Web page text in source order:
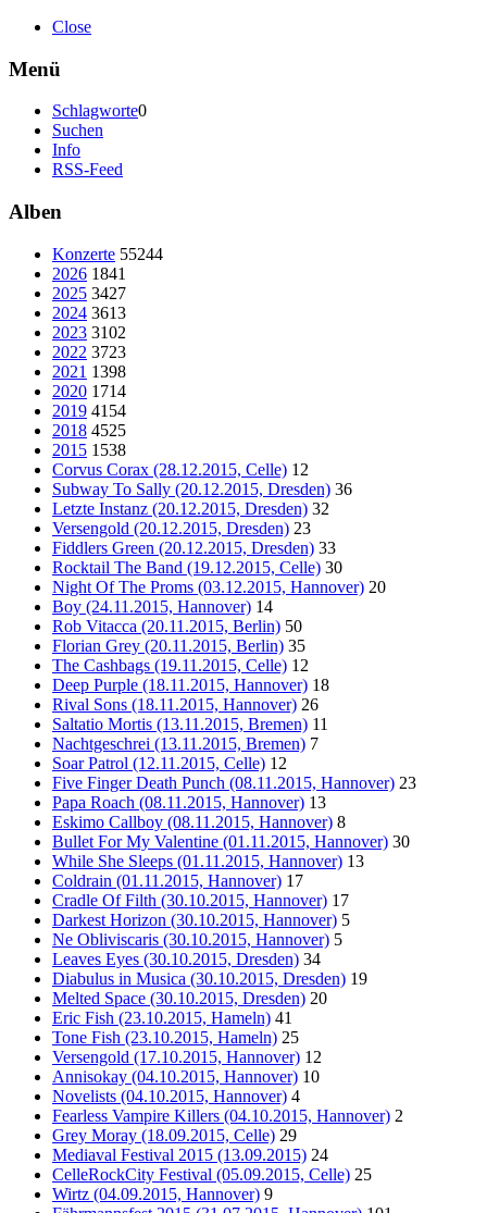
Close
Menü
Schlagworte0
Suchen
Info
RSS-Feed
Alben
Konzerte 55244
2026 1841
2025 3427
2024 3613
2023 3102
2022 3723
2021 1398
2020 1714
2019 4154
2018 4525
2015 1538
Corvus Corax (28.12.2015, Celle) 12
Subway To Sally (20.12.2015, Dresden) 36
Letzte Instanz (20.12.2015, Dresden) 32
Versengold (20.12.2015, Dresden) 23
Fiddlers Green (20.12.2015, Dresden) 33
Rocktail The Band (19.12.2015, Celle) 30
Night Of The Proms (03.12.2015, Hannover) 20
Boy (24.11.2015, Hannover) 14
Rob Vitacca (20.11.2015, Berlin) 50
Florian Grey (20.11.2015, Berlin) 35
The Cashbags (19.11.2015, Celle) 12
Deep Purple (18.11.2015, Hannover) 18
Rival Sons (18.11.2015, Hannover) 26
Saltatio Mortis (13.11.2015, Bremen) 11
Nachtgeschrei (13.11.2015, Bremen) 7
Soar Patrol (12.11.2015, Celle) 12
Five Finger Death Punch (08.11.2015, Hannover) 23
Papa Roach (08.11.2015, Hannover) 13
Eskimo Callboy (08.11.2015, Hannover) 8
Bullet For My Valentine (01.11.2015, Hannover) 30
While She Sleeps (01.11.2015, Hannover) 13
Coldrain (01.11.2015, Hannover) 17
Cradle Of Filth (30.10.2015, Hannover) 17
Darkest Horizon (30.10.2015, Hannover) 5
Ne Obliviscaris (30.10.2015, Hannover) 5
Leaves Eyes (30.10.2015, Dresden) 34
Diabulus in Musica (30.10.2015, Dresden) 19
Melted Space (30.10.2015, Dresden) 20
Eric Fish (23.10.2015, Hameln) 41
Tone Fish (23.10.2015, Hameln) 25
Versengold (17.10.2015, Hannover) 12
Annisokay (04.10.2015, Hannover) 10
Novelists (04.10.2015, Hannover) 4
Fearless Vampire Killers (04.10.2015, Hannover) 2
Grey Moray (18.09.2015, Celle) 29
Mediaval Festival 2015 (13.09.2015) 24
CelleRockCity Festival (05.09.2015, Celle) 25
Wirtz (04.09.2015, Hannover) 9